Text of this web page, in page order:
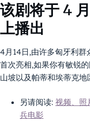
该剧将于 4
上播出
4月14日,由许多匈牙利
首次亮相,如果你有敏锐
山坡以及帕蒂和埃蒂克地
另请阅读: 视频、照
兵电影